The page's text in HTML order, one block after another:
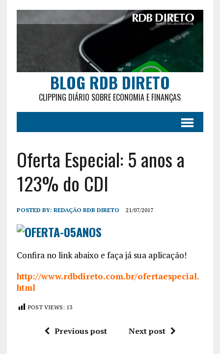
BLOG RDB DIRETO
CLIPPING DIÁRIO SOBRE ECONOMIA E FINANÇAS
Oferta Especial: 5 anos a
123% do CDI
POSTED BY: REDAÇÃO RDB DIRETO 21/07/2017
Confira no link abaixo e faça já sua aplicação!
http://www.rdbdireto.com.br/ofertaespecial.
html
POST VIEWS: 13
Previous post Next post